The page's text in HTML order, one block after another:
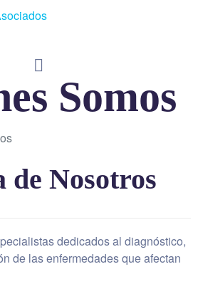
Somos
de Nosotros
dedicados al diagnóstico,
de las enfermedades que afectan